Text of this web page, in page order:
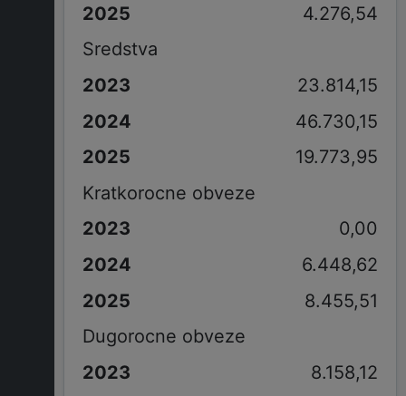
4.276,54
Sredstva
23.814,15
46.730,15
19.773,95
Kratkorocne obveze
0,00
6.448,62
8.455,51
Dugorocne obveze
8.158,12